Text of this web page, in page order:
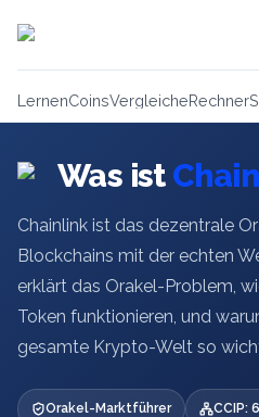
LernenCoinsVergleicheRechner
Was ist
Chainlink ist das dezentrale
Blockchains mit der echten
erklärt das Orakel-Problem,
Token funktionieren, und
gesamte Krypto-Welt so
Orakel-Marktführer CCIP: